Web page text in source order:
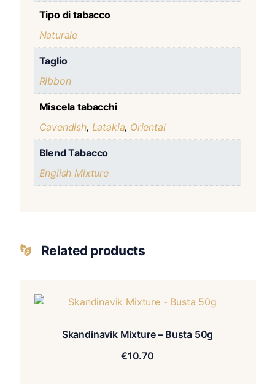
Tipo di tabacco
Naturale
Taglio
Ribbon
Miscela tabacchi
Cavendish, Latakia, Oriental
Blend Tabacco
English Mixture
Related products
Skandinavik Mixture – Busta 50g
€10.70